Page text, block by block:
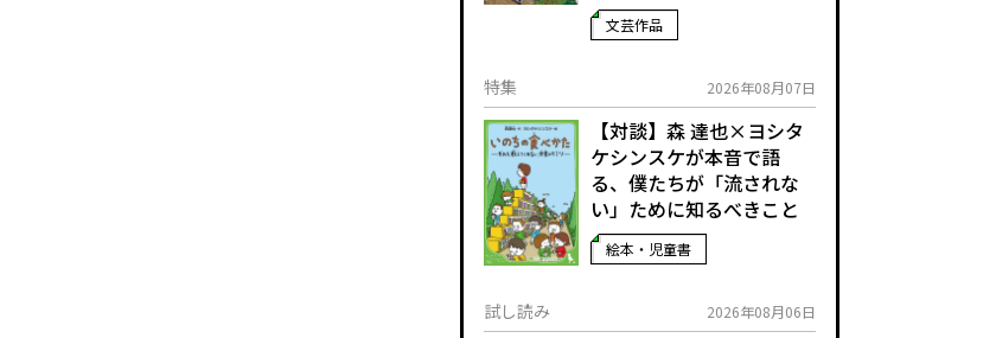
文芸作品
特集 2026年08月07日
【対談】森 達也×ヨシタ
ケシンスケが本音で語
る、僕たちが「流されな
い」ために知るべきこと
絵本・児童書
試し読み 2026年08月06日